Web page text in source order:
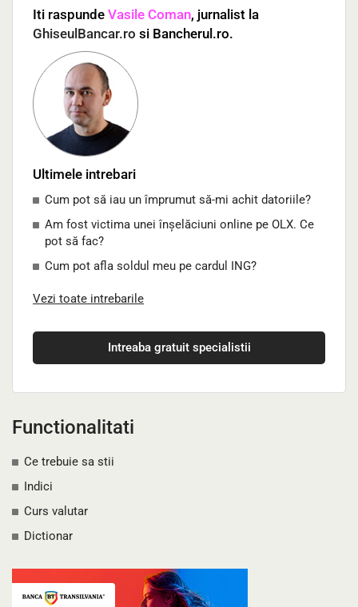
Iti raspunde Vasile Coman, jurnalist la
GhiseulBancar.ro si Bancherul.ro.
Ultimele intrebari
Cum pot să iau un împrumut să-mi achit datoriile?
Am fost victima unei înșelăciuni online pe OLX. Ce
pot să fac?
Cum pot afla soldul meu pe cardul ING?
Vezi toate intrebarile
Intreaba gratuit specialistii
Functionalitati
Ce trebuie sa stii
Indici
Curs valutar
Dictionar